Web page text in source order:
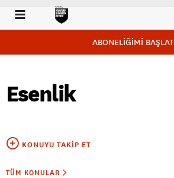
ABONELİĞİMİ BAŞLAT
Esenlik
KONUYU TAKIP ET
TÜM KONULAR